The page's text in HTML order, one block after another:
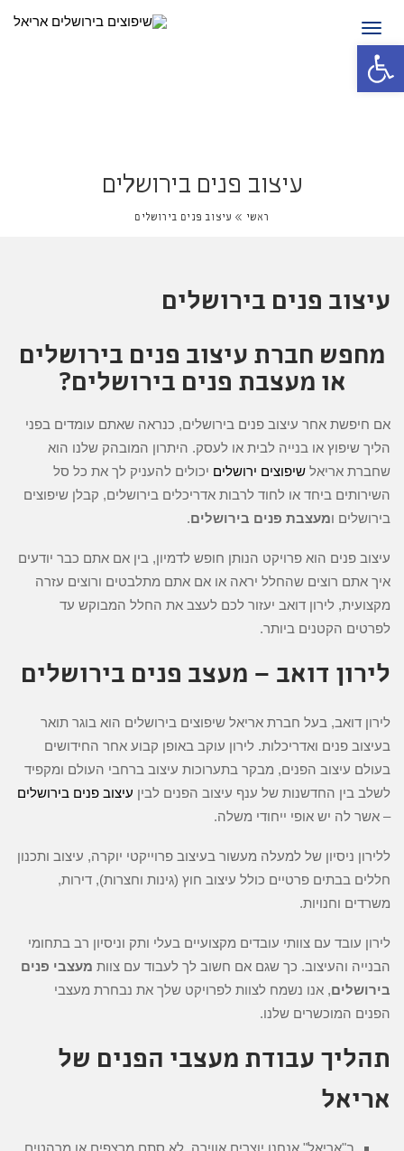
פתח סרגל נגישות
תפריט
עיצוב פנים בירושלים
ראשי » עיצוב פנים בירושלים
עיצוב פנים בירושלים
מחפש חברת עיצוב פנים בירושלים
או מעצבת פנים בירושלים?
אם חיפשת אחר עיצוב פנים בירושלים, כנראה שאתם עומדים בפני
הליך שיפוץ או בנייה לבית או לעסק. היתרון המובהק שלנו הוא
שחברת אריאל שיפוצים ירושלים יכולים להעניק לך את כל סל
השירותים ביחד או לחוד לרבות אדריכלים בירושלים, קבלן שיפוצים
בירושלים ומעצבת פנים בירושלים.
עיצוב פנים הוא פרויקט הנותן חופש לדמיון, בין אם אתם כבר יודעים
איך אתם רוצים שהחלל יראה או אם אתם מתלבטים ורוצים עזרה
מקצועית, לירון דואב יעזור לכם לעצב את החלל המבוקש עד
לפרטים הקטנים ביותר.
לירון דואב – מעצב פנים בירושלים
לירון דואב, בעל חברת אריאל שיפוצים בירושלים הוא בוגר תואר
בעיצוב פנים ואדריכלות. לירון עוקב באופן קבוע אחר החידושים
בעולם עיצוב הפנים, מבקר בתערוכות עיצוב ברחבי העולם ומקפיד
לשלב בין החדשנות של ענף עיצוב הפנים לבין עיצוב פנים בירושלים
– אשר לה יש אופי ייחודי משלה.
ללירון ניסיון של למעלה מעשור בעיצוב פרוייקטי יוקרה, עיצוב ותכנון
חללים בבתים פרטיים כולל עיצוב חוץ (גינות וחצרות), דירות,
משרדים וחנויות.
לירון עובד עם צוותי עובדים מקצועיים בעלי ותק וניסיון רב בתחומי
הבנייה והעיצוב. כך שגם אם חשוב לך לעבוד עם צוות מעצבי פנים
בירושלים, אנו נשמח לצוות לפרויקט שלך את נבחרת מעצבי
הפנים המוכשרים שלנו.
תהליך עבודת מעצבי הפנים של
אריאל
ב"אריאל" אנחנו יוצרים אווירה, לא סתם מרצפים או מרהטים